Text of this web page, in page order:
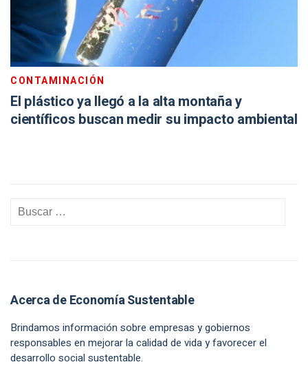
CONTAMINACIÓN
El plástico ya llegó a la alta montaña y
científicos buscan medir su impacto ambiental
Acerca de Economía Sustentable
Brindamos información sobre empresas y gobiernos
responsables en mejorar la calidad de vida y favorecer el
desarrollo social sustentable.